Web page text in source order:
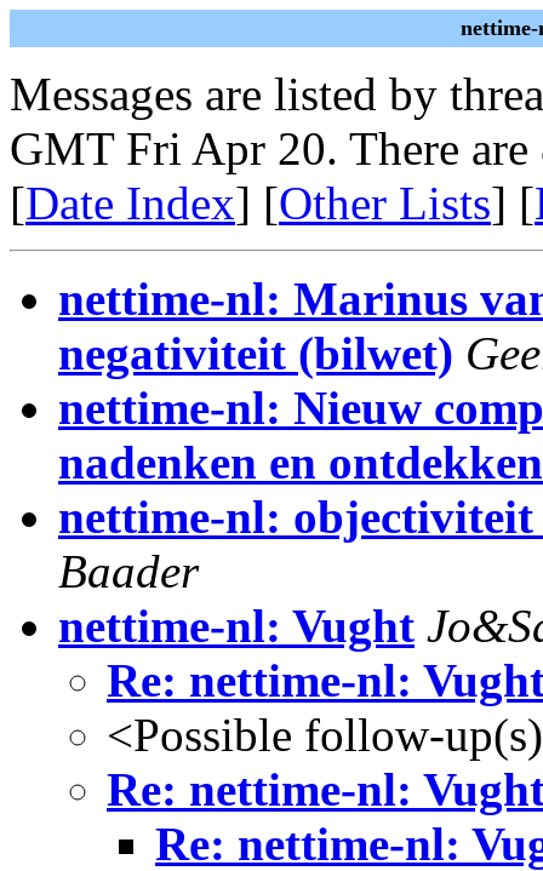
Messages are listed by
GMT Fri Apr 20. There are
[Date Index] [Other Lists] [
nettime-nl: Marinus
negativiteit (bilwet)
nettime-nl: Nieuw
nadenken en ontdekken
nettime-nl: objectiviteit
Baader
nettime-nl: Vught
Re: nettime-nl:
<Possible follow-
Re: nettime-nl:
Re: nettime-nl: